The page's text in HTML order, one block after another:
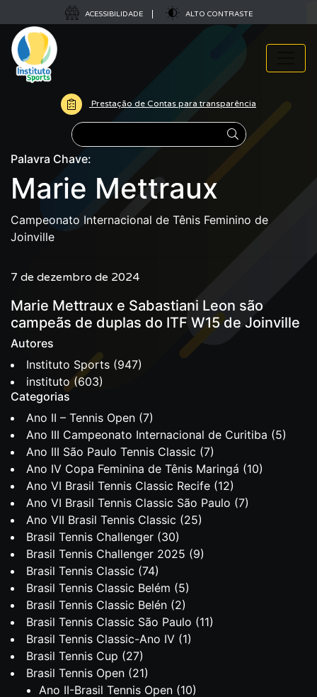
ACESSIBILIDADE ALTO CONTRASTE
Prestação de Contas para transparência
Pesquisar
Palavra Chave:
Marie Mettraux
Campeonato Internacional de Tênis Feminino de
Joinville
7 de dezembro de 2024
Marie Mettraux e Sabastiani Leon são
campeãs de duplas do ITF W15 de Joinville
Autores
Instituto Sports (947)
instituto (603)
Categorias
Ano II – Tennis Open (7)
Ano III Campeonato Internacional de Curitiba (5)
Ano III São Paulo Tennis Classic (7)
Ano IV Copa Feminina de Tênis Maringá (10)
Ano VI Brasil Tennis Classic Recife (12)
Ano VI Brasil Tennis Classic São Paulo (7)
Ano VII Brasil Tennis Classic (25)
Brasil Tennis Challenger (30)
Brasil Tennis Challenger 2025 (9)
Brasil Tennis Classic (74)
Brasil Tennis Classic Belém (5)
Brasil Tennis Classic Belén (2)
Brasil Tennis Classic São Paulo (11)
Brasil Tennis Classic-Ano IV (1)
Brasil Tennis Cup (27)
Brasil Tennis Open (21)
Ano II-Brasil Tennis Open (10)